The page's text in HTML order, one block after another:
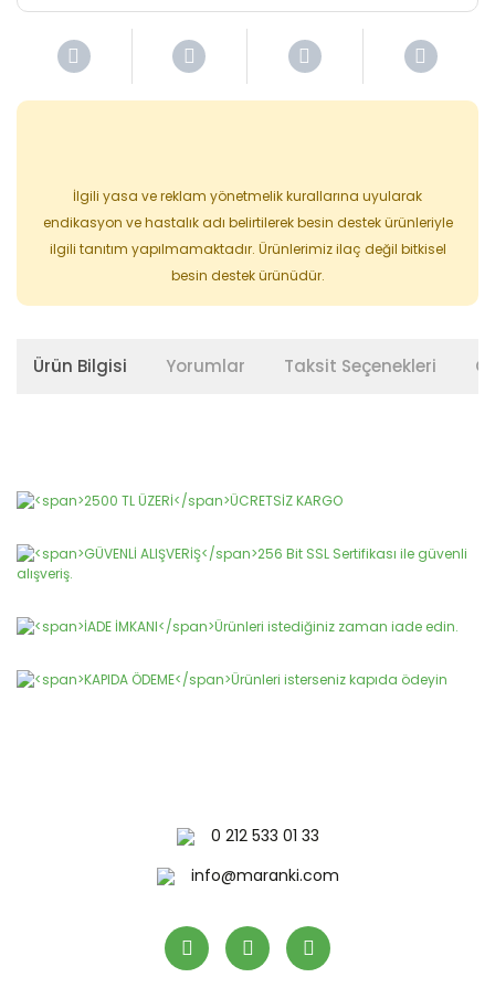
İlgili yasa ve reklam yönetmelik kurallarına uyularak
endikasyon ve hastalık adı belirtilerek besin destek ürünleriyle
ilgili tanıtım yapılmamaktadır. Ürünlerimiz ilaç değil bitkisel
besin destek ürünüdür.
Ürün Bilgisi Yorumlar Taksit Seçenekleri
Bu ürüne ilk yorumu siz yapın!
konularda yetersiz gördüğünüz noktaları öneri formunu
kullanarak tarafımıza iletebilirsiniz.
Ürün açıklamasında eksik bilgiler bulunuyor.
Ürün fiyatı diğer sitelerden daha pahalı.
0 212 533 01 33
info@maranki.com